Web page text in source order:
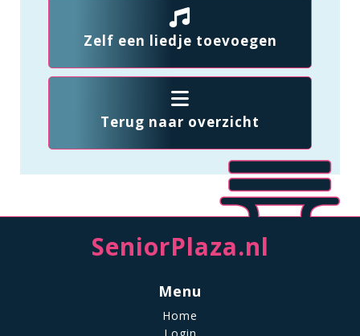
Zelf een liedje toevoegen
Terug naar overzicht
SeniorPlaza.nl
Menu
Home